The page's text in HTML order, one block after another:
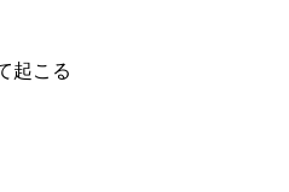
起こる